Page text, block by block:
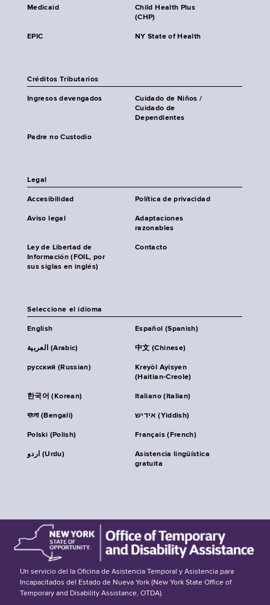
Medicaid
Child Health Plus
(CHP)
EPIC NY State of Health
Créditos Tributarios
Ingresos devengados
Cuidado de Niños /
Cuidado de
Dependientes
Padre no Custodio
Legal
Accesibilidad Política de privacidad
Aviso legal
Adaptaciones
razonables
Ley de Libertad de
Información (FOIL, por
sus siglas en inglés)
Contacto
Seleccione el idioma
English Español (Spanish)
العربية (Arabic) 中文 (Chinese)
русский (Russian)
Kreyòl Ayisyen
(Haitian-Creole)
한국어 (Korean) Italiano (Italian)
বাংলা (Bengali) אידיש (Yiddish)
Polski (Polish) Français (French)
اردو (Urdu)
Asistencia lingüística
gratuita
Un servicio del la Oficina de Asistencia Temporal y Asistencia para
Incapacitados del Estado de Nueva York (New York State Office of
Temporary and Disability Assistance, OTDA).